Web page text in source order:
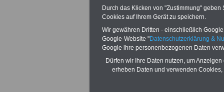
.
Dokumente
Wichtig ist für
die Einweisung
Durch das Klicken von "Zustimmung"
Cookies auf Ihrem Gerät zu speichern.
Wir gewähren Dritten - einschließlich
Google-Website "Datenschutzerklärung &
Google ihre personenbezogenen Daten
Dürfen wir Ihre Daten nutzen, um
erheben Daten und verwenden